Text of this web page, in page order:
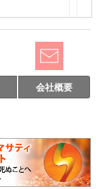
会社概要